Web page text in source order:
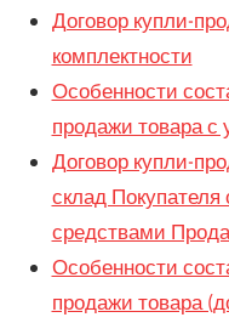
Договор купли-
комплектности
Особенности
продажи товара с
Договор купли-
склад
средствами
Особенности
продажи товара